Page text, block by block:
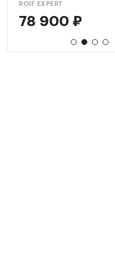
ROIF EXPERT
78 900 ₽